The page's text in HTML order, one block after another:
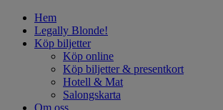
Hem
Legally Blonde!
Köp biljetter
Köp online
Köp biljetter & presentkort
Hotell & Mat
Salongskarta
Om oss